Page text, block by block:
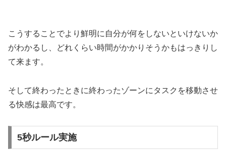
こうすることでより鮮明に自分が何をしないといけないか
がわかるし、どれくらい時間がかかりそうかもはっきりし
て来ます。
そして終わったときに終わったゾーンにタスクを移動させ
る快感は最高です。
5秒ルール実施